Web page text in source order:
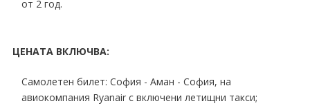
от 2 год.
ЦЕНАТА ВКЛЮЧВА:
Самолетен билет: София - Аман - София, на
авиокомпания Ryanair с включени летищни такси;